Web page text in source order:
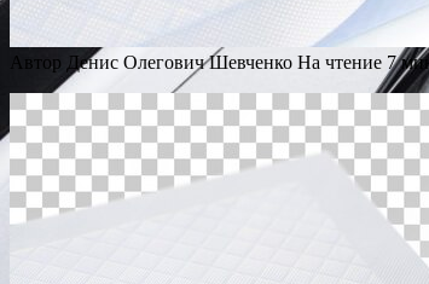
Автор Денис Олегович Шевченко На чтение 7